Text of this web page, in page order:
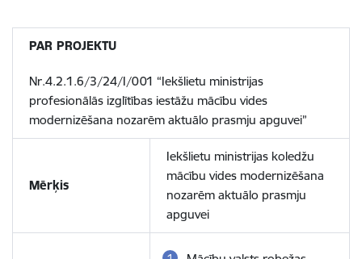
PAR PROJEKTU
Nr.4.2.1.6/3/24/I/001 “Iekšlietu ministrijas
profesionālās izglītības iestāžu mācību vides
modernizēšana nozarēm aktuālo prasmju apguvei”
Mērķis
Iekšlietu ministrijas koledžu
mācību vides modernizēšana
nozarēm aktuālo prasmju
apguvei